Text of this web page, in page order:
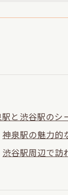
と渋谷駅のシ
神泉駅の魅力的
渋谷駅周辺で訪
シーシャを楽
オシャレなシー